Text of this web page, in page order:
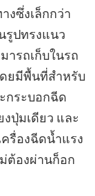
งซึ่งเล็กกว่า
รูปทรงแนว
ารถเก็บในรถ
ยมีพื้นที่สำหรับ
กระบอกฉีด
ปุ่มเดียว และ
รื่องฉีดน้ำแรง
ต้องผ่านก็อก